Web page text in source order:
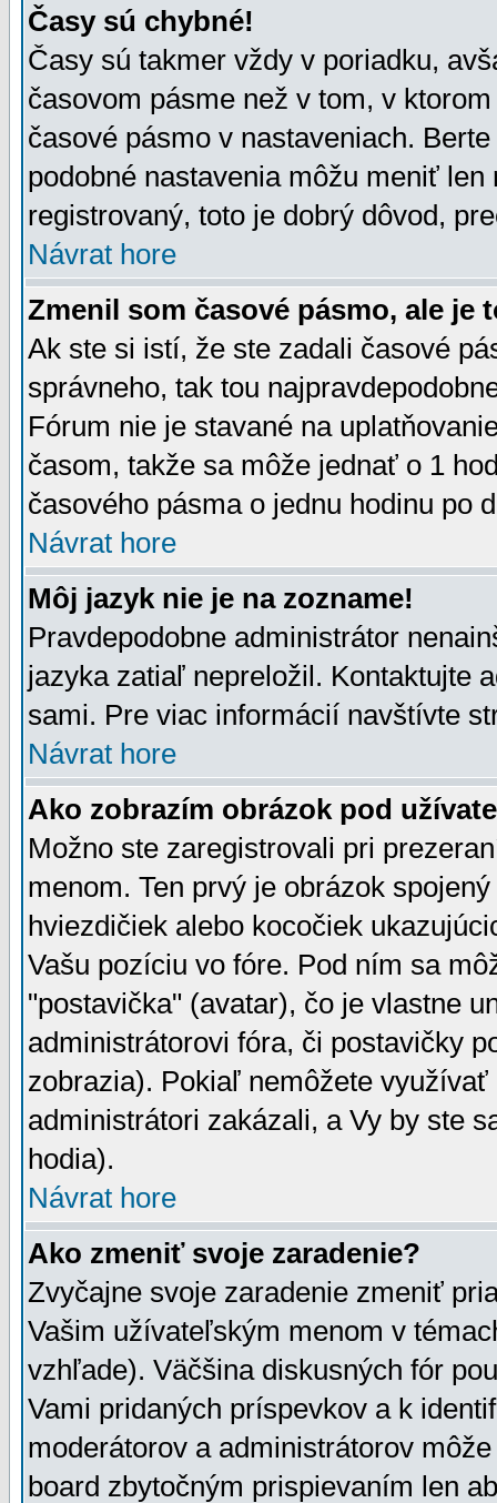
Časy sú chybné!
Časy sú takmer vždy v poriadku,
časovom pásme než v tom, v
časové pásmo v nastaveniach.
podobné nastavenia môžu meniť
registrovaný, toto je dobrý dôvod,
Návrat hore
Zmenil som časové pásmo, ale je
Ak ste si istí, že ste zadali časové
správneho, tak tou
Fórum nie je stavané na
časom, takže sa môže jednať o 1
časového pásma o jednu hodinu po
Návrat hore
Môj jazyk nie je na zozname!
Pravdepodobne administrátor
jazyka zatiaľ nepreložil. Kontaktujte
sami. Pre viac informácií navštívte
Návrat hore
Ako zobrazím obrázok pod
Možno ste zaregistrovali pri
menom. Ten prvý je obrázok
hviezdičiek alebo kocočiek
Vašu pozíciu vo fóre. Pod ním sa
"postavička" (avatar), čo je vlastne
administrátorovi fóra, či postavičky
zobrazia). Pokiaľ nemôžete
administrátori zakázali, a Vy by ste
hodia).
Návrat hore
Ako zmeniť svoje zaradenie?
Zvyčajne svoje zaradenie zmeniť
Vašim užívateľským menom v
vzhľade). Väčšina diskusných fór
Vami pridaných príspevkov a k
moderátorov a administrátorov
board zbytočným prispievaním len